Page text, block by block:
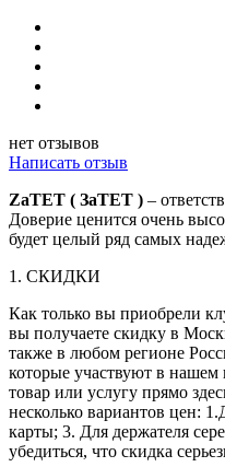
нет отзывов
Написать отзыв
ZaTET ( ЗаТЕТ ) –
Доверие ценится очень
будет целый ряд самых
1. СКИДКИ
Как только вы приобрели
вы получаете скидку в
также в любом регионе
которые участвуют в
товар или услугу прямо
несколько вариантов цен:
карты; 3. Для держателя
убедиться, что скидка